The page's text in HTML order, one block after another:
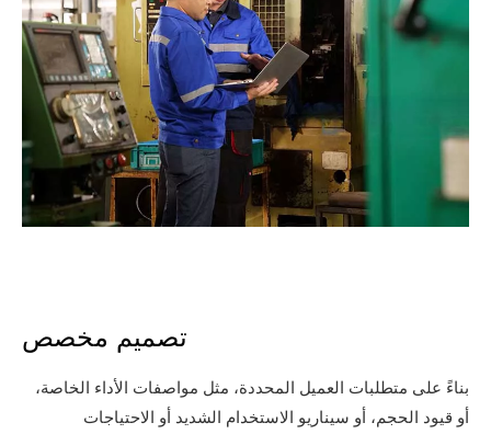
تصميم مخصص
بناءً على متطلبات العميل المحددة، مثل مواصفات الأداء الخاصة،
أو قيود الحجم، أو سيناريو الاستخدام الشديد أو الاحتياجات